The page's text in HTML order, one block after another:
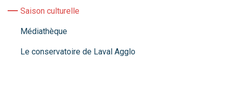
Saison culturelle
Médiathèque
Le conservatoire de Laval Agglo